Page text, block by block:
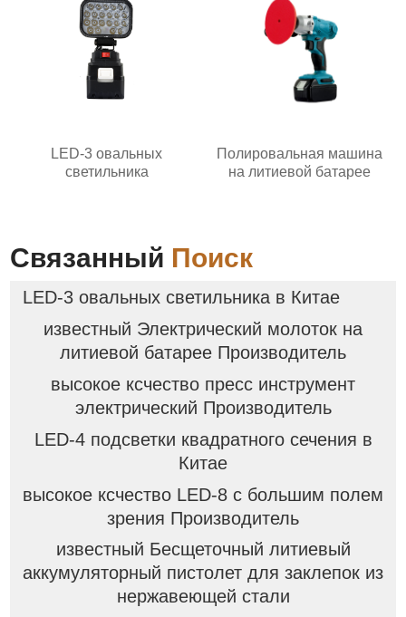
LED-3 овальных
светильника
Полировальная машина
на литиевой батарее
Связанный Поиск
LED-3 овальных светильника в Китае
известный Электрический молоток на
литиевой батарее Производитель
высокое ксчество пресс инструмент
электрический Производитель
LED-4 подсветки квадратного сечения в
Китае
высокое ксчество LED-8 с большим полем
зрения Производитель
известный Бесщеточный литиевый
аккумуляторный пистолет для заклепок из
нержавеющей стали